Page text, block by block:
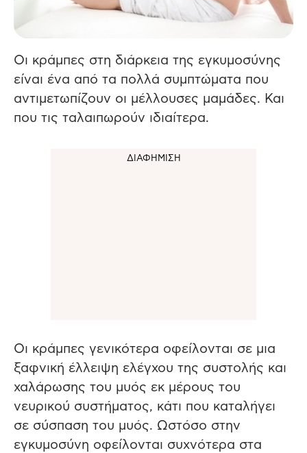
Οι κράμπες στη διάρκεια της εγκυμοσύνης
είναι ένα από τα πολλά συμπτώματα που
αντιμετωπίζουν οι μέλλουσες μαμάδες. Και
που τις ταλαιπωρούν ιδιαίτερα.
Οι κράμπες γενικότερα οφείλονται σε μια
ξαφνική έλλειψη ελέγχου της συστολής και
χαλάρωσης του μυός εκ μέρους του
νευρικού συστήματος, κάτι που καταλήγει
σε σύσπαση του μυός. Ωστόσο στην
εγκυμοσύνη οφείλονται συχνότερα στα